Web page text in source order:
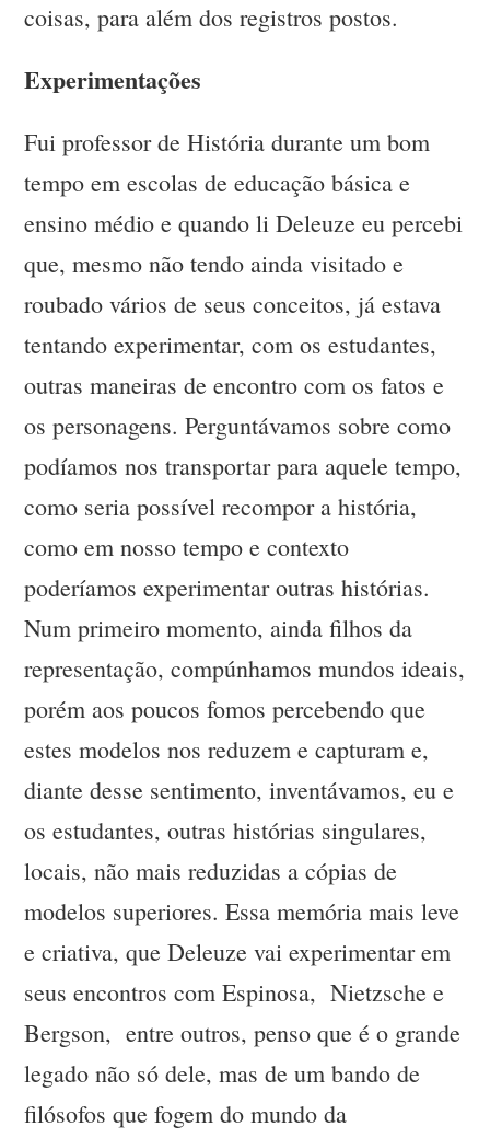
coisas, para além dos registros postos.
Experimentações
Fui professor de História durante um bom
tempo em escolas de educação básica e
ensino médio e quando li Deleuze eu percebi
que, mesmo não tendo ainda visitado e
roubado vários de seus conceitos, já estava
tentando experimentar, com os estudantes,
outras maneiras de encontro com os fatos e
os personagens. Perguntávamos sobre como
podíamos nos transportar para aquele tempo,
como seria possível recompor a história,
como em nosso tempo e contexto
poderíamos experimentar outras histórias.
Num primeiro momento, ainda filhos da
representação, compúnhamos mundos ideais,
porém aos poucos fomos percebendo que
estes modelos nos reduzem e capturam e,
diante desse sentimento, inventávamos, eu e
os estudantes, outras histórias singulares,
locais, não mais reduzidas a cópias de
modelos superiores. Essa memória mais leve
e criativa, que Deleuze vai experimentar em
seus encontros com Espinosa, Nietzsche e
Bergson, entre outros, penso que é o grande
legado não só dele, mas de um bando de
filósofos que fogem do mundo da